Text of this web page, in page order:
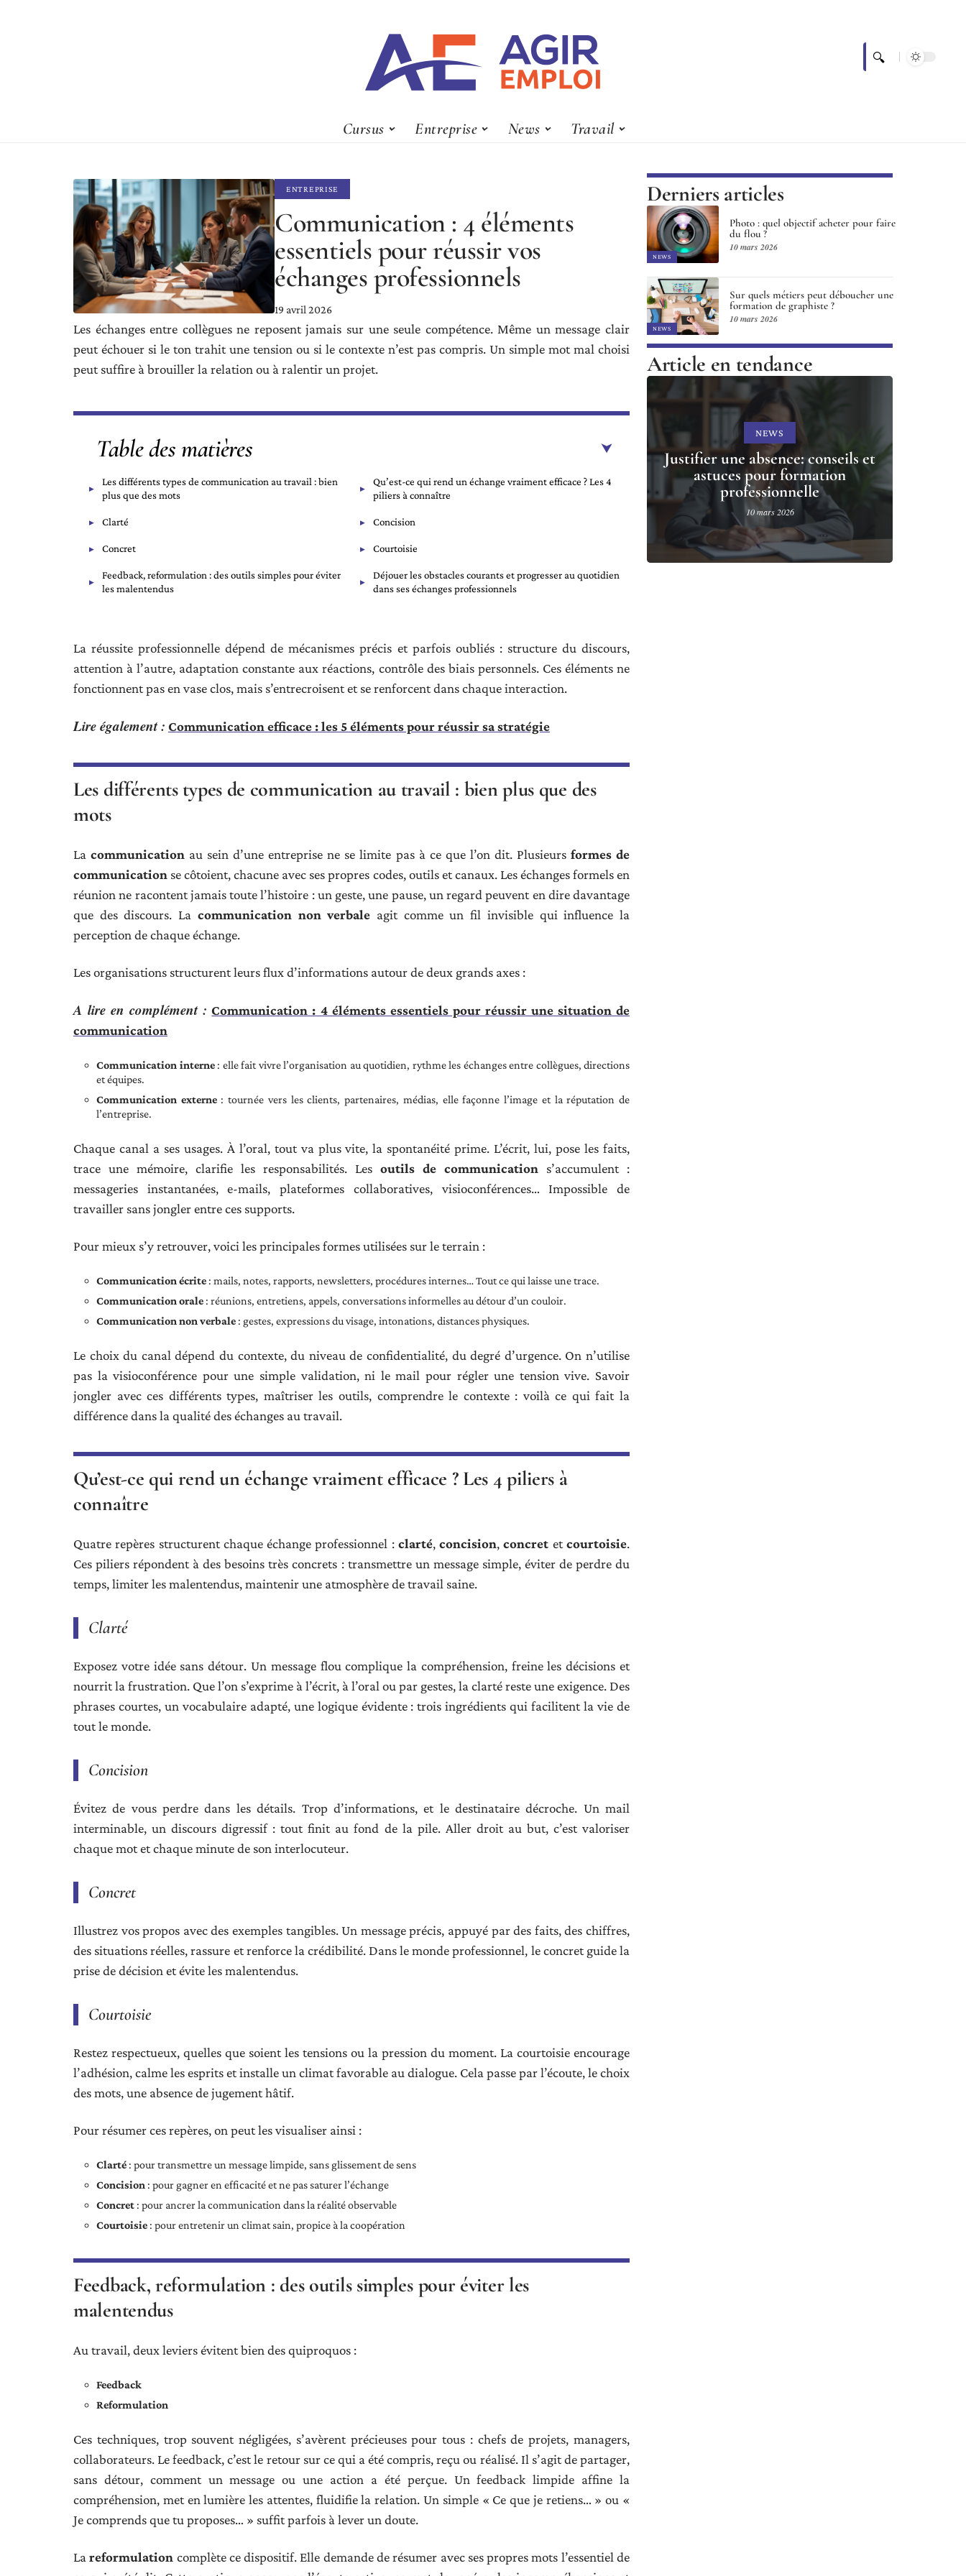
Cursus Entreprise News Travail
ENTREPRISE
Communication : 4 éléments
essentiels pour réussir vos
échanges professionnels
19 avril 2026
Les échanges entre collègues ne reposent jamais sur une seule compétence. Même un message clair
peut échouer si le ton trahit une tension ou si le contexte n’est pas compris. Un simple mot mal choisi
peut suffire à brouiller la relation ou à ralentir un projet.
Table des matières
Les différents types de communication au travail : bien
plus que des mots
Qu’est-ce qui rend un échange vraiment efficace ? Les 4
piliers à connaître
Clarté Concision
Concret Courtoisie
Feedback, reformulation : des outils simples pour éviter
les malentendus
Déjouer les obstacles courants et progresser au quotidien
dans ses échanges professionnels
La réussite professionnelle dépend de mécanismes précis et parfois oubliés : structure du discours,
attention à l’autre, adaptation constante aux réactions, contrôle des biais personnels. Ces éléments ne
fonctionnent pas en vase clos, mais s’entrecroisent et se renforcent dans chaque interaction.
Lire également : Communication efficace : les 5 éléments pour réussir sa stratégie
Les différents types de communication au travail : bien plus que des
mots
Lacommunication au sein d’une entreprise ne se limite pas à ce que l’on dit. Plusieurs formes de
communication se côtoient, chacune avec ses propres codes, outils et canaux. Les échanges formels en
réunion ne racontent jamais toute l’histoire : un geste, une pause, un regard peuvent en dire davantage
que des discours. La communication non verbale agit comme un fil invisible qui influence la
perception de chaque échange.
Les organisations structurent leurs flux d’informations autour de deux grands axes :
A lire en complément : Communication : 4 éléments essentiels pour réussir une situation de
communication
Communication interne: elle fait vivre l’organisation au quotidien, rythme les échanges entre collègues, directions
et équipes.
Communication externe: tournée vers les clients, partenaires, médias, elle façonne l’image et la réputation de
l’entreprise.
Chaque canal a ses usages. À l’oral, tout va plus vite, la spontanéité prime. L’écrit, lui, pose les faits,
trace une mémoire, clarifie les responsabilités. Les outils de communication s’accumulent :
messageries instantanées, e-mails, plateformes collaboratives, visioconférences… Impossible de
travailler sans jongler entre ces supports.
Pour mieux s’y retrouver, voici les principales formes utilisées sur le terrain :
Communication écrite : mails, notes, rapports, newsletters, procédures internes… Tout ce qui laisse une trace.
Communication orale : réunions, entretiens, appels, conversations informelles au détour d’un couloir.
Communication non verbale : gestes, expressions du visage, intonations, distances physiques.
Le choix du canal dépend du contexte, du niveau de confidentialité, du degré d’urgence. On n’utilise
pas la visioconférence pour une simple validation, ni le mail pour régler une tension vive. Savoir
jongler avec ces différents types, maîtriser les outils, comprendre le contexte : voilà ce qui fait la
différence dans la qualité des échanges au travail.
Qu’est-ce qui rend un échange vraiment efficace ? Les 4 piliers à
connaître
Quatre repères structurent chaque échange professionnel : clarté,concision,concret etcourtoisie.
Ces piliers répondent à des besoins très concrets : transmettre un message simple, éviter de perdre du
temps, limiter les malentendus, maintenir une atmosphère de travail saine.
Clarté
Exposez votre idée sans détour. Un message flou complique la compréhension, freine les décisions et
nourrit la frustration. Que l’on s’exprime à l’écrit, à l’oral ou par gestes, la clarté reste une exigence. Des
phrases courtes, un vocabulaire adapté, une logique évidente : trois ingrédients qui facilitent la vie de
tout le monde.
Concision
Évitez de vous perdre dans les détails. Trop d’informations, et le destinataire décroche. Un mail
interminable, un discours digressif : tout finit au fond de la pile. Aller droit au but, c’est valoriser
chaque mot et chaque minute de son interlocuteur.
Concret
Illustrez vos propos avec des exemples tangibles. Un message précis, appuyé par des faits, des chiffres,
des situations réelles, rassure et renforce la crédibilité. Dans le monde professionnel, le concret guide la
prise de décision et évite les malentendus.
Courtoisie
Restez respectueux, quelles que soient les tensions ou la pression du moment. La courtoisie encourage
l’adhésion, calme les esprits et installe un climat favorable au dialogue. Cela passe par l’écoute, le choix
des mots, une absence de jugement hâtif.
Pour résumer ces repères, on peut les visualiser ainsi :
Clarté : pour transmettre un message limpide, sans glissement de sens
Concision : pour gagner en efficacité et ne pas saturer l’échange
Concret : pour ancrer la communication dans la réalité observable
Courtoisie : pour entretenir un climat sain, propice à la coopération
Feedback, reformulation : des outils simples pour éviter les
malentendus
Au travail, deux leviers évitent bien des quiproquos :
Feedback
Reformulation
Ces techniques, trop souvent négligées, s’avèrent précieuses pour tous : chefs de projets, managers,
collaborateurs. Le feedback, c’est le retour sur ce qui a été compris, reçu ou réalisé. Il s’agit de partager,
sans détour, comment un message ou une action a été perçue. Un feedback limpide affine la
compréhension, met en lumière les attentes, fluidifie la relation. Un simple « Ce que je retiens… » ou «
Je comprends que tu proposes… » suffit parfois à lever un doute.
Lareformulation complète ce dispositif. Elle demande de résumer avec ses propres mots l’essentiel de
Derniers articles
NEWS
Photo : quel objectif acheter pour faire
du flou ?
10 mars 2026
NEWS
Sur quels métiers peut déboucher une
formation de graphiste ?
10 mars 2026
Article en tendance
NEWS
Justifier une absence: conseils et
astuces pour formation
professionnelle
10 mars 2026